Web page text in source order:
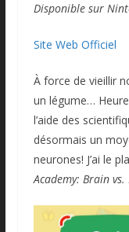
Disponible sur
Site Web Officiel
À force de vieillir
un légume…
l’aide des
désormais un
neurones! J’ai le
Academy: Brain